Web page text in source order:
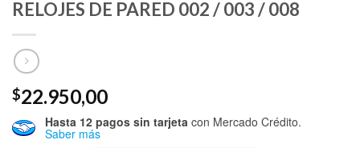
RELOJES DE PARED 002 / 003 / 008
$22.950,00
Hasta 12 pagos sin tarjeta con Mercado Crédito.
Saber más